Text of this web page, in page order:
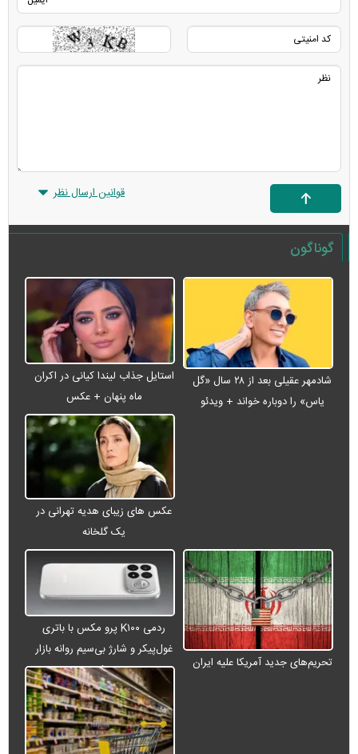
قوانین ارسال نظر
گوناگون
شادمهر عقیلی بعد از ۲۸ سال «گل
یاس» را دوباره خواند + ویدئو
استایل جذاب لیندا کیانی در اکران
ماه پنهان + عکس
عکس های زیبای هدیه تهرانی در
یک گلخانه
تحریم‌های جدید آمریکا علیه ایران
ردمی K۱۰۰ پرو مکس با باتری
غول‌پیکر و شارژ بی‌سیم روانه بازار
می‌شود